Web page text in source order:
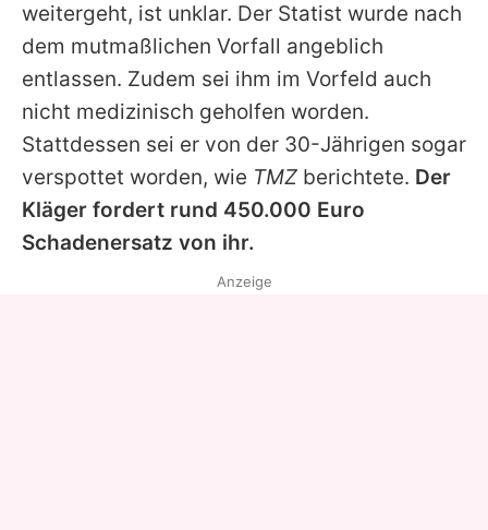
weitergeht, ist unklar. Der Statist wurde nach
dem mutmaßlichen Vorfall angeblich
entlassen. Zudem sei ihm im Vorfeld auch
nicht medizinisch geholfen worden.
Stattdessen sei er von der 30-Jährigen sogar
verspottet worden, wie TMZ berichtete. Der
Kläger fordert rund 450.000 Euro
Schadenersatz von ihr.
Anzeige